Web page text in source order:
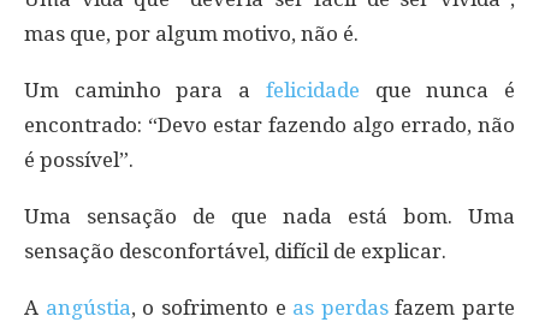
mas que, por algum motivo, não é.
Um caminho para a felicidade que nunca é
encontrado: “Devo estar fazendo algo errado, não
é possível”.
Uma sensação de que nada está bom. Uma
sensação desconfortável, difícil de explicar.
A angústia, o sofrimento e as perdasfazem parte